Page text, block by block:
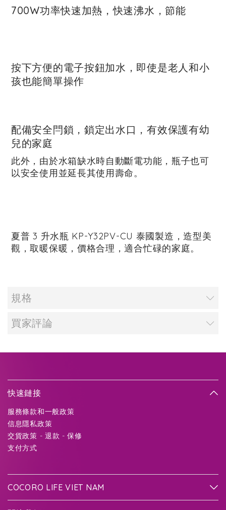
700W功率快速加熱，快速沸水，節能
按下方便的電子按鈕加水，即使是老人和小
孩也能簡單操作
配備安全閂鎖，鎖定出水口，有效保護有幼
兒的家庭
此外，由於水箱缺水時自動斷電功能，瓶子也可
以安全使用並延長其使用壽命。
夏普 3 升水瓶 KP-Y32PV-CU 泰國製造，造型美
觀，取暖保暖，價格合理，適合忙碌的家庭。
規格
買家評論
快速鏈接
服務條款和一般政策
信息隱私政策
交貨政策 - 退款 - 保修
支付方式
COCORO LIFE VIET NAM